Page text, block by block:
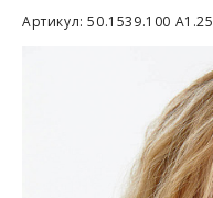
Артикул: 50.1539.100 A1.25